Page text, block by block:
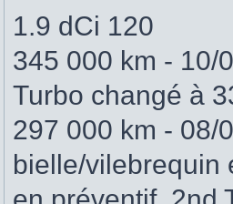
1.9 dCi 120
345 000 km - 10/
Turbo changé à
297 000 km - 08/
bielle/vilebrequin